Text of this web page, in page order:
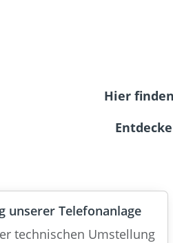
Hier
unserer Telefonanlage
technischen Umstellung